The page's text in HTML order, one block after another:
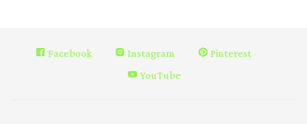
Facebook Instagram
Pinterest
YouTube